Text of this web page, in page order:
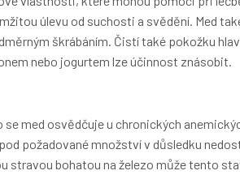
úlevu od suchosti a svědění. Med
škrábáním. Čistí také pokožku
nebo jogurtem lze účinnost znásobit.
med osvědčuje u chronických
požadované množství v důsledku
stravou bohatou na železo může tento